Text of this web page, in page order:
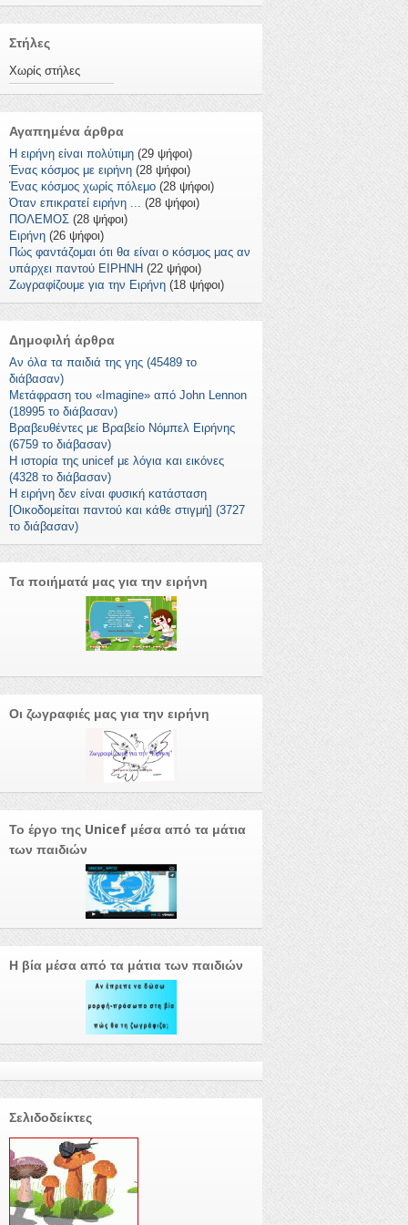
Στήλες
Χωρίς στήλες
Αγαπημένα άρθρα
Η ειρήνη είναι πολύτιμη (29 ψήφοι)
Ένας κόσμος με ειρήνη (28 ψήφοι)
Ένας κόσμος χωρίς πόλεμο (28 ψήφοι)
Όταν επικρατεί ειρήνη ... (28 ψήφοι)
ΠΟΛΕΜΟΣ (28 ψήφοι)
Ειρήνη (26 ψήφοι)
Πώς φαντάζομαι ότι θα είναι ο κόσμος μας αν
υπάρχει παντού ΕΙΡΗΝΗ (22 ψήφοι)
Ζωγραφίζουμε για την Ειρήνη (18 ψήφοι)
Δημοφιλή άρθρα
Αν όλα τα παιδιά της γης (45489 το
διάβασαν)
Μετάφραση του «Imagine» από John Lennon
(18995 το διάβασαν)
Βραβευθέντες με Βραβείο Νόμπελ Ειρήνης
(6759 το διάβασαν)
Η ιστορία της unicef με λόγια και εικόνες
(4328 το διάβασαν)
Η ειρήνη δεν είναι φυσική κατάσταση
[Οικοδομείται παντού και κάθε στιγμή] (3727
το διάβασαν)
Τα ποιήματά μας για την ειρήνη
Οι ζωγραφιές μας για την ειρήνη
Το έργο της Unicef μέσα από τα μάτια
των παιδιών
Η βία μέσα από τα μάτια των παιδιών
Σελιδοδείκτες